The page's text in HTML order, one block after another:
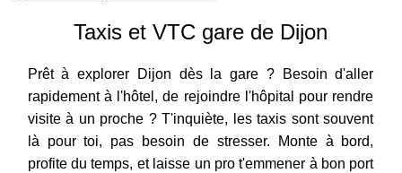
Horaires
Taxis et VTC gare de Dijon
Prêt à explorer Dijon dès la gare ? Besoin d'aller
rapidement à l'hôtel, de rejoindre l'hôpital pour rendre
visite à un proche ? T'inquiète, les taxis sont souvent
là pour toi, pas besoin de stresser. Monte à bord,
profite du temps, et laisse un pro t'emmener à bon port